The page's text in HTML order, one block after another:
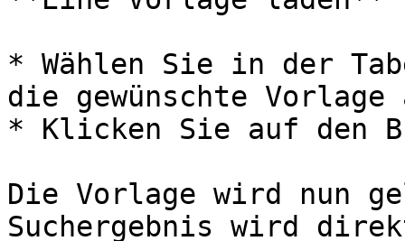
* Wählen Sie in der
die gewünschte Vorlage
* Klicken Sie auf den
Die Vorlage wird nun
Suchergebnis wird